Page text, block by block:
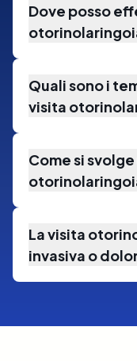
Dove posso
Quali sono i
visita
Come si
La visita
invasiva o